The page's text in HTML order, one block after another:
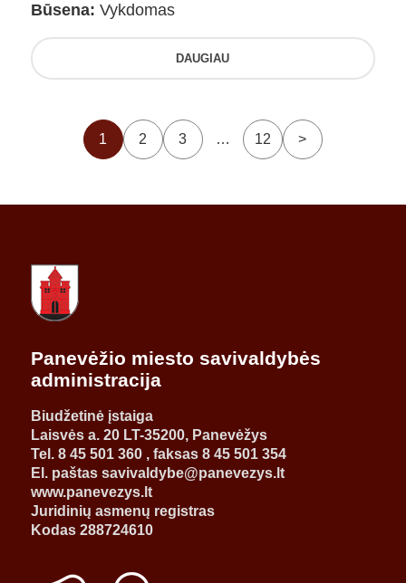
Būsena: Vykdomas
DAUGIAU
1 2 3 … 12 >
Panevėžio miesto savivaldybės
administracija
Biudžetinė įstaiga
Laisvės a. 20 LT-35200, Panevėžys
Tel. 8 45 501 360 , faksas 8 45 501 354
El. paštas savivaldybe@panevezys.lt
www.panevezys.lt
Juridinių asmenų registras
Kodas 288724610